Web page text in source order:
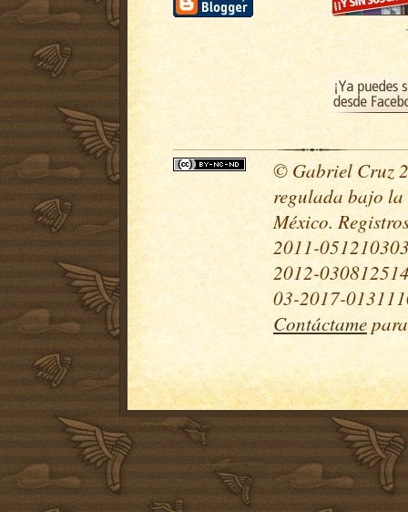
© Gabriel Cruz
regulada bajo la
México.
2011-
2012-
03-2017-
Contáctame